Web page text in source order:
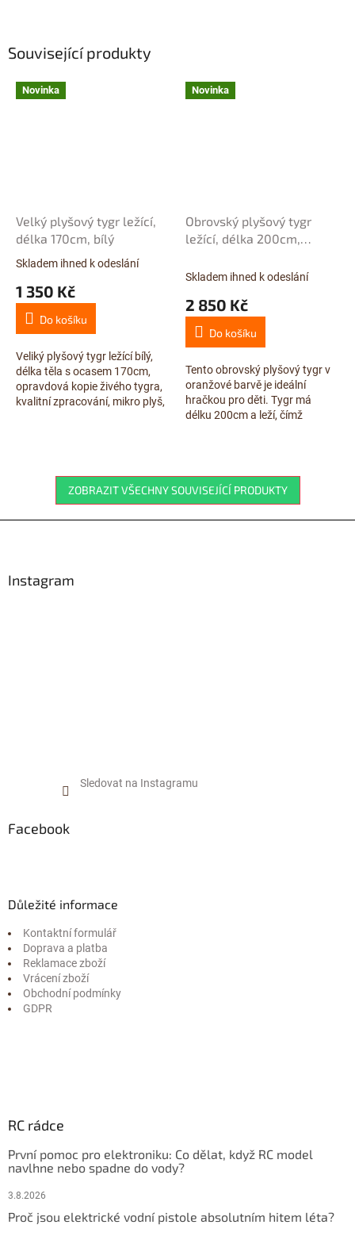
Související produkty
Novinka
Velký plyšový tygr ležící,
délka 170cm, bílý
Průměrné
produktu
5,0
5
hvězdiček.
Skladem ihned k odeslání
1 350 Kč
Do košíku
Veliký plyšový tygr ležící bílý,
délka těla s ocasem 170cm,
opravdová kopie živého tygra,
kvalitní zpracování, mikro plyš,
Novinka
Obrovský plyšový tygr
ležící, délka 200cm,
Skladem ihned k odeslání
2 850 Kč
Do košíku
Tento obrovský plyšový tygr v
oranžové barvě je ideální
hračkou pro děti. Tygr má
délku 200cm a leží, čímž
ZOBRAZIT VŠECHNY SOUVISEJÍCÍ PRODUKTY
Instagram
Sledovat na Instagramu
Facebook
Důležité informace
Kontaktní formulář
Doprava a platba
Reklamace zboží
Vrácení zboží
Obchodní podmínky
GDPR
RC rádce
První pomoc pro elektroniku: Co dělat, když RC model
navlhne nebo spadne do vody?
3.8.2026
Proč jsou elektrické vodní pistole absolutním hitem léta?